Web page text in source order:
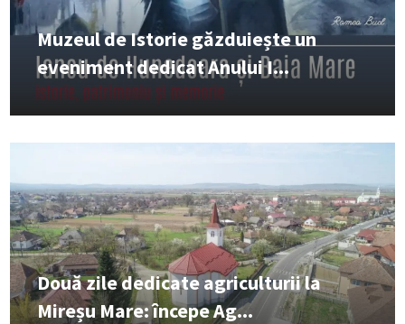
Muzeul de Istorie găzduiește un
eveniment dedicat Anului I...
Două zile dedicate agriculturii la
Mireșu Mare: începe Ag...